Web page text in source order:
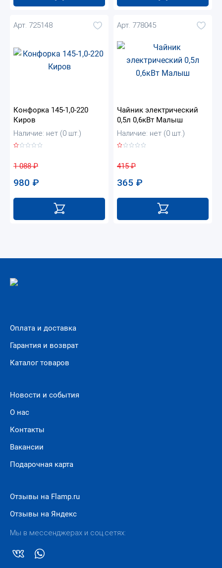
Арт. 725148
Конфорка 145-1,0-220
Киров
Наличие: нет (0 шт.)
1 088₽
980 ₽
Арт. 778045
Чайник электрический
0,5л 0,6кВт Малыш
Наличие: нет (0 шт.)
415₽
365 ₽
Оплата и доставка
Гарантия и возврат
Каталог товаров
Новости и события
О нас
Контакты
Вакансии
Подарочная карта
Отзывы на Flamp.ru
Отзывы на Яндекс
Мы в мессенджерах и соц.сетях: